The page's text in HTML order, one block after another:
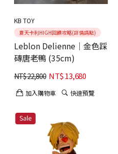
KB TOY
夏天卡利HIGH回饋攻略(詳情請點)
Leblon Delienne｜金色踩
磚唐老鴨 (35cm)
NT$22,800 NT$13,680
加入購物車 快速預覽